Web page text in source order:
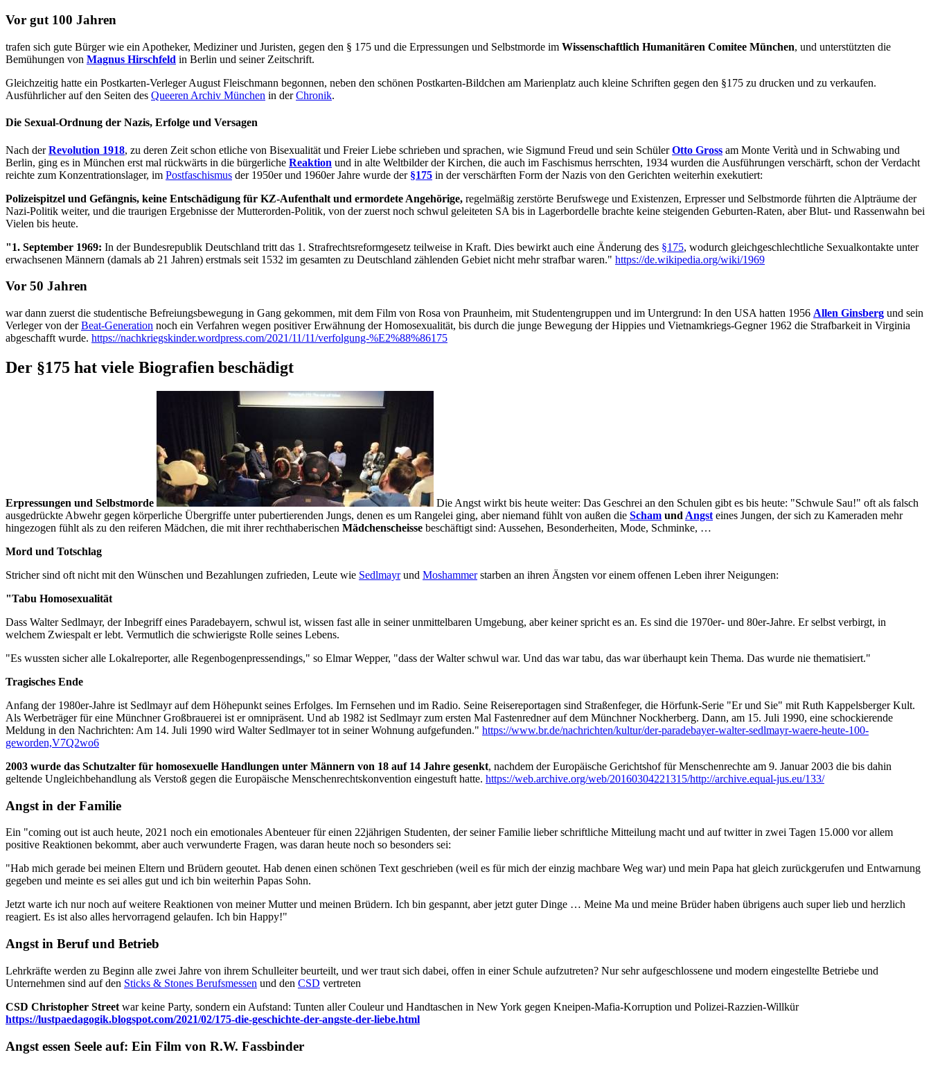
Vor gut 100 Jahren
trafen sich gute Bürger wie ein Apotheker, Mediziner und Juristen, gegen den § 175 und die Erpressungen und Selbstmorde im Wissenschaftlich Humanitären Comitee München, und unterstützten die
Bemühungen von Magnus Hirschfeld in Berlin und seiner Zeitschrift.
Gleichzeitig hatte ein Postkarten-Verleger August Fleischmann begonnen, neben den schönen Postkarten-Bildchen am Marienplatz auch kleine Schriften gegen den §175 zu drucken und zu verkaufen.
Ausführlicher auf den Seiten des Queeren Archiv München in derChronik.
Die Sexual-Ordnung der Nazis, Erfolge und Versagen
Nach derRevolution 1918, zu deren Zeit schon etliche von Bisexualität und Freier Liebe schrieben und sprachen, wie Sigmund Freud und sein SchülerOtto Gross am Monte Verità und in Schwabing und
Berlin, ging es in München erst mal rückwärts in die bürgerliche Reaktion und in alte Weltbilder der Kirchen, die auch im Faschismus herrschten, 1934 wurden die Ausführungen verschärft, schon der Verdacht
reichte zum Konzentrationslager, im Postfaschismus der 1950er und 1960er Jahre wurde der §175 in der verschärften Form der Nazis von den Gerichten weiterhin exekutiert:
Polizeispitzel und Gefängnis, keine Entschädigung für KZ-Aufenthalt und ermordete Angehörige, regelmäßig zerstörte Berufswege und Existenzen, Erpresser und Selbstmorde führten die Alpträume der
Nazi-Politik weiter, und die traurigen Ergebnisse der Mutterorden-Politik, von der zuerst noch schwul geleiteten SA bis in Lagerbordelle brachte keine steigenden Geburten-Raten, aber Blut- und Rassenwahn bei
Vielen bis heute.
"1. September 1969: In der Bundesrepublik Deutschland tritt das 1. Strafrechtsreformgesetz teilweise in Kraft. Dies bewirkt auch eine Änderung des §175, wodurch gleichgeschlechtliche Sexualkontakte unter
erwachsenen Männern (damals ab 21 Jahren) erstmals seit 1532 im gesamten zu Deutschland zählenden Gebiet nicht mehr strafbar waren." https://de.wikipedia.org/wiki/1969
Vor 50 Jahren
war dann zuerst die studentische Befreiungsbewegung in Gang gekommen, mit dem Film von Rosa von Praunheim, mit Studentengruppen und im Untergrund: In den USA hatten 1956 Allen Ginsberg und sein
Verleger von derBeat-Generation noch ein Verfahren wegen positiver Erwähnung der Homosexualität, bis durch die junge Bewegung der Hippies und Vietnamkriegs-Gegner 1962 die Strafbarkeit in Virginia
abgeschafft wurde. https://nachkriegskinder.wordpress.com/2021/11/11/verfolgung-%E2%88%86175
Der §175 hat viele Biografien beschädigt
Erpressungen und Selbstmorde
Die Angst wirkt bis heute weiter: Das Geschrei an den Schulen gibt es bis heute: "Schwule Sau!" oft als falsch
ausgedrückte Abwehr gegen körperliche Übergriffe unter pubertierenden Jungs, denen es um Rangelei ging, aber niemand fühlt von außen die Scham und Angst eines Jungen, der sich zu Kameraden mehr
hingezogen fühlt als zu den reiferen Mädchen, die mit ihrer rechthaberischen Mädchenscheisse beschäftigt sind: Aussehen, Besonderheiten, Mode, Schminke, …
Mord und Totschlag
Stricher sind oft nicht mit den Wünschen und Bezahlungen zufrieden, Leute wie Sedlmayrund Moshammerstarben an ihren Ängsten vor einem offenen Leben ihrer Neigungen:
"Tabu Homosexualität
Dass Walter Sedlmayr, der Inbegriff eines Paradebayern, schwul ist, wissen fast alle in seiner unmittelbaren Umgebung, aber keiner spricht es an. Es sind die 1970er- und 80er-Jahre. Er selbst verbirgt, in
welchem Zwiespalt er lebt. Vermutlich die schwierigste Rolle seines Lebens.
"Es wussten sicher alle Lokalreporter, alle Regenbogenpressendings," so Elmar Wepper, "dass der Walter schwul war. Und das war tabu, das war überhaupt kein Thema. Das wurde nie thematisiert."
Tragisches Ende
Anfang der 1980er-Jahre ist Sedlmayr auf dem Höhepunkt seines Erfolges. Im Fernsehen und im Radio. Seine Reisereportagen sind Straßenfeger, die Hörfunk-Serie "Er und Sie" mit Ruth Kappelsberger Kult.
Als Werbeträger für eine Münchner Großbrauerei ist er omnipräsent. Und ab 1982 ist Sedlmayr zum ersten Mal Fastenredner auf dem Münchner Nockherberg. Dann, am 15. Juli 1990, eine schockierende
Meldung in den Nachrichten: Am 14. Juli 1990 wird Walter Sedlmayer tot in seiner Wohnung aufgefunden." https://www.br.de/nachrichten/kultur/der-paradebayer-walter-sedlmayr-waere-heute-100-
geworden,V7Q2wo6
2003 wurde das Schutzalter für homosexuelle Handlungen unter Männern von 18 auf 14 Jahre gesenkt, nachdem der Europäische Gerichtshof für Menschenrechte am 9. Januar 2003 die bis dahin
geltende Ungleichbehandlung als Verstoß gegen die Europäische Menschenrechtskonvention eingestuft hatte. https://web.archive.org/web/20160304221315/http://archive.equal-jus.eu/133/
Angst in der Familie
Ein "coming out ist auch heute, 2021 noch ein emotionales Abenteuer für einen 22jährigen Studenten, der seiner Familie lieber schriftliche Mitteilung macht und auf twitter in zwei Tagen 15.000 vor allem
positive Reaktionen bekommt, aber auch verwunderte Fragen, was daran heute noch so besonders sei:
"Hab mich gerade bei meinen Eltern und Brüdern geoutet. Hab denen einen schönen Text geschrieben (weil es für mich der einzig machbare Weg war) und mein Papa hat gleich zurückgerufen und Entwarnung
gegeben und meinte es sei alles gut und ich bin weiterhin Papas Sohn.
Jetzt warte ich nur noch auf weitere Reaktionen von meiner Mutter und meinen Brüdern. Ich bin gespannt, aber jetzt guter Dinge … Meine Ma und meine Brüder haben übrigens auch super lieb und herzlich
reagiert. Es ist also alles hervorragend gelaufen. Ich bin Happy!"
Angst in Beruf und Betrieb
Lehrkräfte werden zu Beginn alle zwei Jahre von ihrem Schulleiter beurteilt, und wer traut sich dabei, offen in einer Schule aufzutreten? Nur sehr aufgeschlossene und modern eingestellte Betriebe und
Unternehmen sind auf den Sticks & Stones Berufsmessen und den CSD vertreten
CSD Christopher Street war keine Party, sondern ein Aufstand: Tunten aller Couleur und Handtaschen in New York gegen Kneipen-Mafia-Korruption und Polizei-Razzien-Willkür
https://lustpaedagogik.blogspot.com/2021/02/175-die-geschichte-der-angste-der-liebe.html
Angst essen Seele auf: Ein Film von R.W. Fassbinder